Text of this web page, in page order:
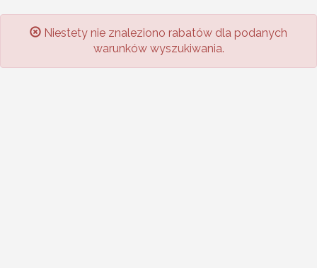
Niestety nie znaleziono rabatów dla podanych
warunków wyszukiwania.